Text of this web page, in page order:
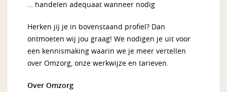
… handelen adequaat wanneer nodig
Herken jij je in bovenstaand profiel? Dan
ontmoeten wij jou graag! We nodigen je uit voor
een kennismaking waarin we je meer vertellen
over Omzorg, onze werkwijze en tarieven.
Over Omzorg